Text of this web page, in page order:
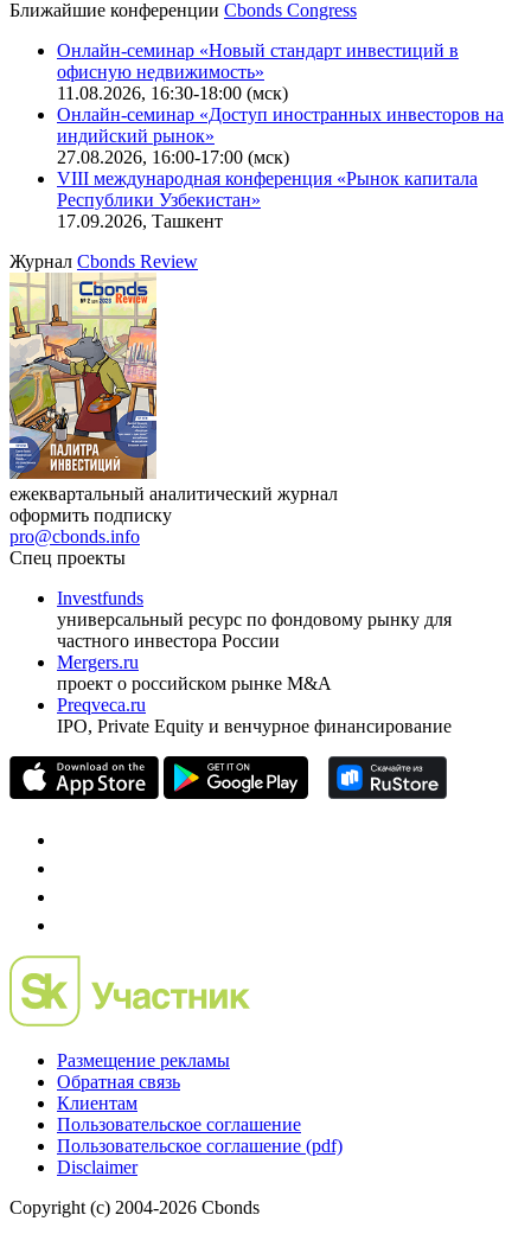
Ближайшие конференции Cbonds Congress
Онлайн-семинар «Новый стандарт инвестиций в
офисную недвижимость»
11.08.2026, 16:30-18:00 (мск)
Онлайн-семинар «Доступ иностранных инвесторов на
индийский рынок»
27.08.2026, 16:00-17:00 (мск)
VIII международная конференция «Рынок капитала
Республики Узбекистан»
17.09.2026, Ташкент
Журнал Cbonds Review
ежеквартальный аналитический журнал
оформить подписку
pro@cbonds.info
Спец проекты
Investfunds
универсальный ресурс по фондовому рынку для
частного инвестора России
Mergers.ru
проект о российском рынке M&A
Preqveca.ru
IPO, Private Equity и венчурное финансирование
Размещение рекламы
Обратная связь
Клиентам
Пользовательское соглашение
Пользовательское соглашение (pdf)
Disclaimer
Copyright (c) 2004-2026 Cbonds